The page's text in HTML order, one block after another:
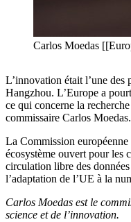
Carlos Moedas
L’innovation était l’une des
Hangzhou. L’Europe a
ce qui concerne la
commissaire Carlos Moedas.
La Commission européenne
écosystème ouvert pour les
circulation libre des
l’adaptation de l’UE à la
Carlos Moedas est le
science et de l’innovation.